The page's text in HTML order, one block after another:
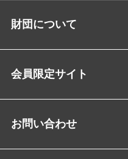
財団について
会員限定サイト
お問い合わせ